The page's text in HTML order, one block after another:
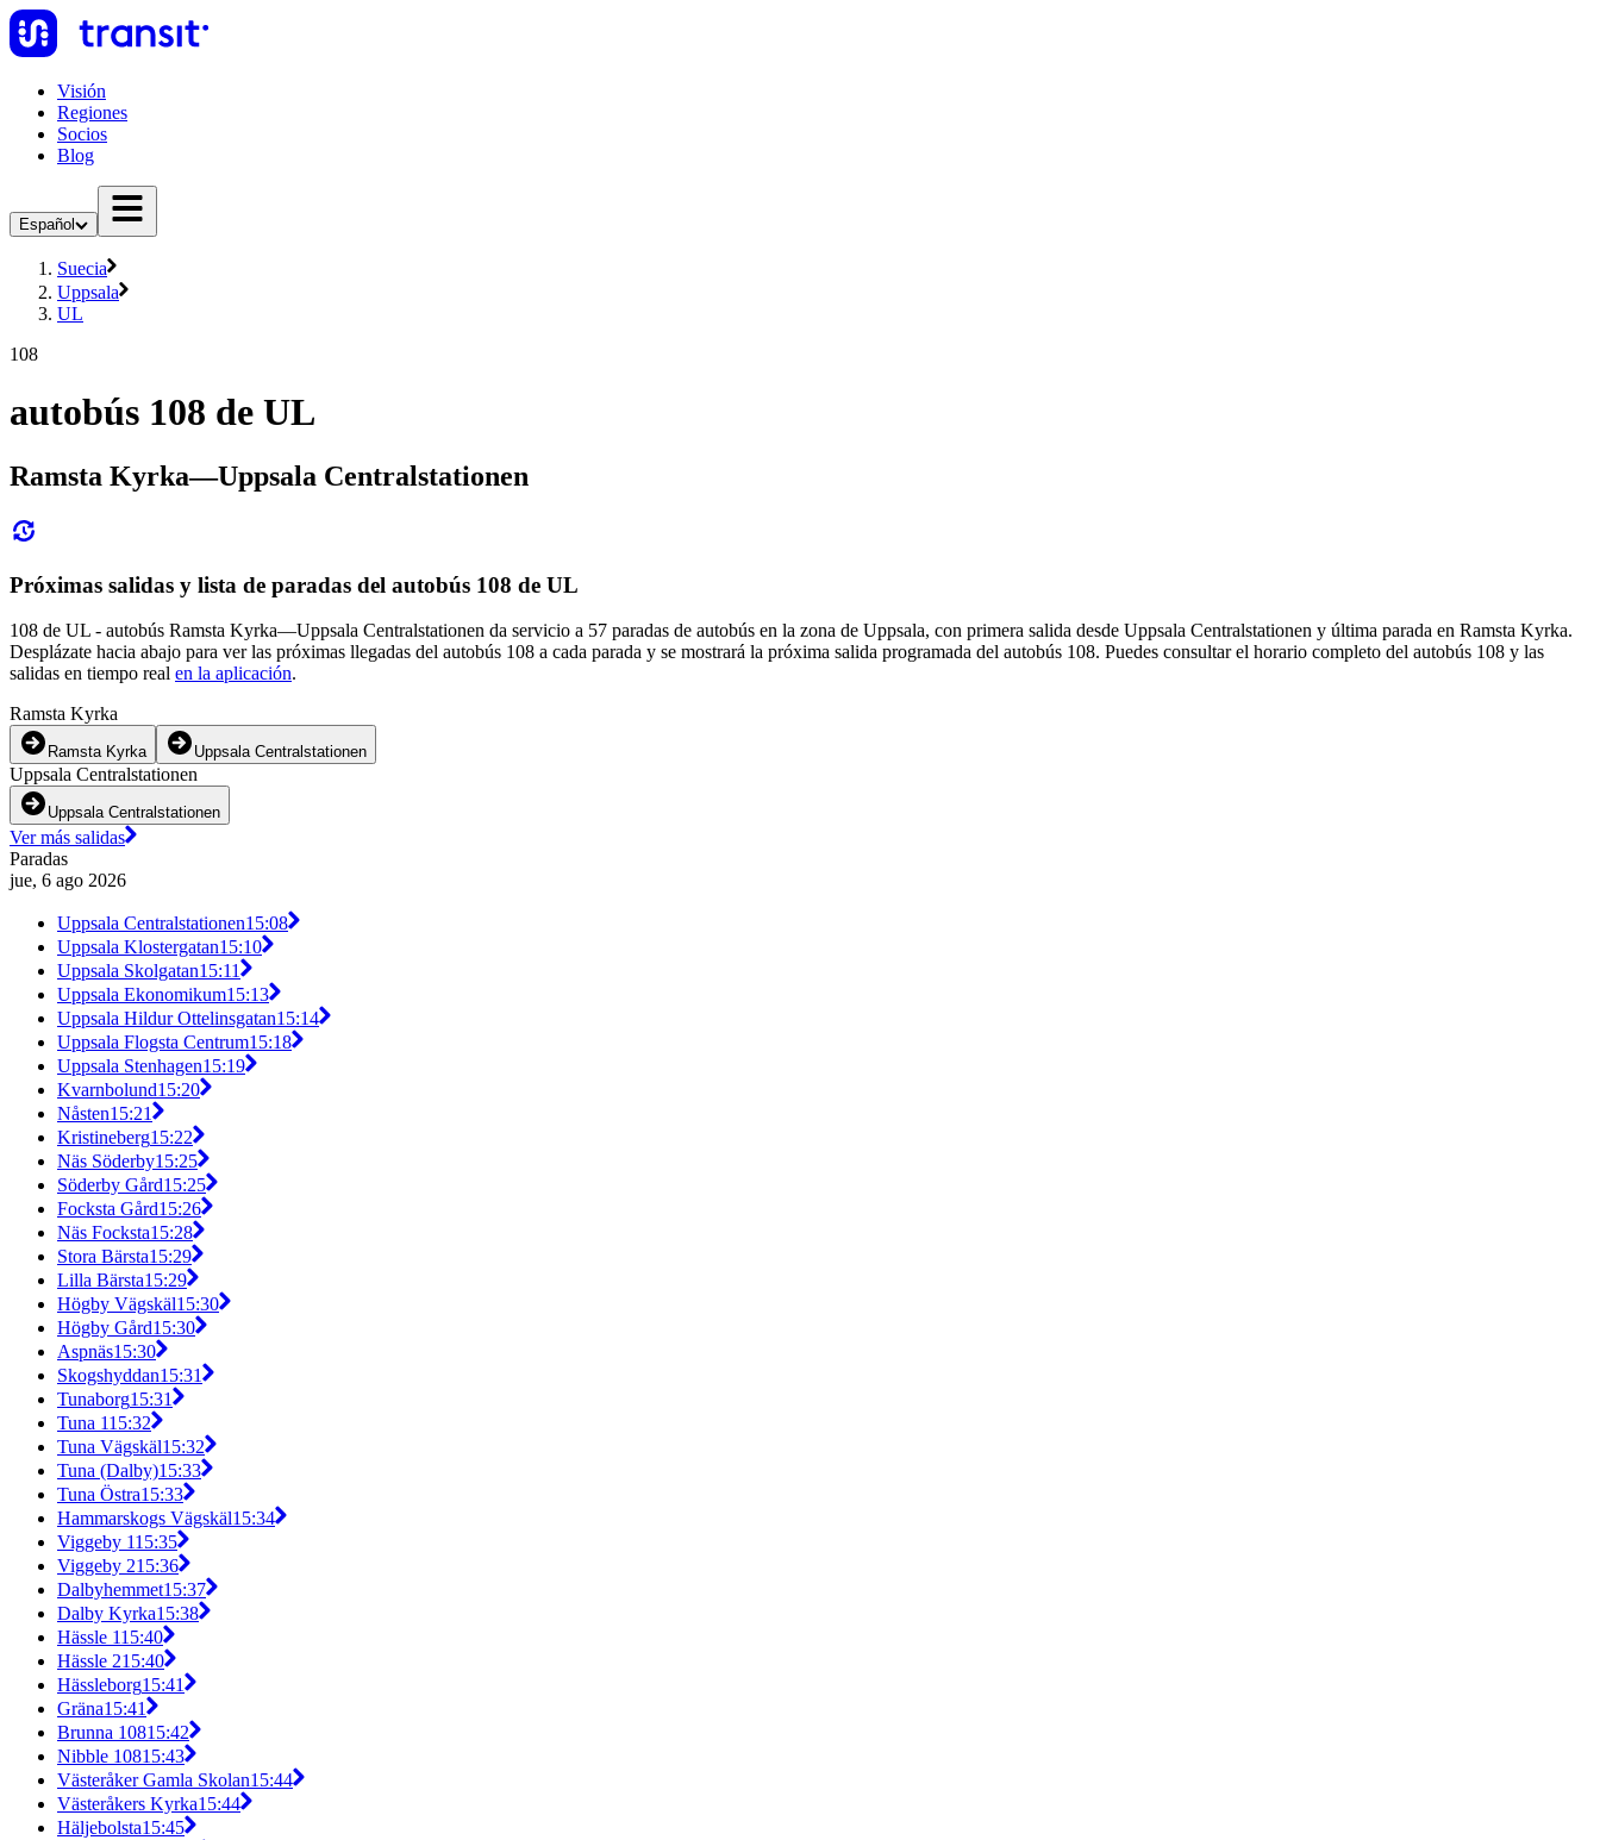
Visión
Regiones
Socios
Blog
Español
Suecia
Uppsala
UL
108
autobús 108 de UL
Ramsta Kyrka—Uppsala Centralstationen
Próximas salidas y lista de paradas del autobús 108 de UL
108 de UL - autobús Ramsta Kyrka—Uppsala Centralstationen da servicio a 57 paradas de autobús en la zona de Uppsala, con primera salida desde Uppsala Centralstationen y última parada en Ramsta Kyrka.
Desplázate hacia abajo para ver las próximas llegadas del autobús 108 a cada parada y se mostrará la próxima salida programada del autobús 108. Puedes consultar el horario completo del autobús 108 y las
salidas en tiempo real en la aplicación.
Ramsta Kyrka
Ramsta Kyrka Uppsala Centralstationen
Uppsala Centralstationen
Uppsala Centralstationen
Ver más salidas
Paradas
jue, 6 ago 2026
Uppsala Centralstationen15:08
Uppsala Klostergatan15:10
Uppsala Skolgatan15:11
Uppsala Ekonomikum15:13
Uppsala Hildur Ottelinsgatan15:14
Uppsala Flogsta Centrum15:18
Uppsala Stenhagen15:19
Kvarnbolund15:20
Nåsten15:21
Kristineberg15:22
Näs Söderby15:25
Söderby Gård15:25
Focksta Gård15:26
Näs Focksta15:28
Stora Bärsta15:29
Lilla Bärsta15:29
Högby Vägskäl15:30
Högby Gård15:30
Aspnäs15:30
Skogshyddan15:31
Tunaborg15:31
Tuna 115:32
Tuna Vägskäl15:32
Tuna (Dalby)15:33
Tuna Östra15:33
Hammarskogs Vägskäl15:34
Viggeby 115:35
Viggeby 215:36
Dalbyhemmet15:37
Dalby Kyrka15:38
Hässle 115:40
Hässle 215:40
Hässleborg15:41
Gräna15:41
Brunna 10815:42
Nibble 10815:43
Västeråker Gamla Skolan15:44
Västeråkers Kyrka15:44
Häljebolsta15:45